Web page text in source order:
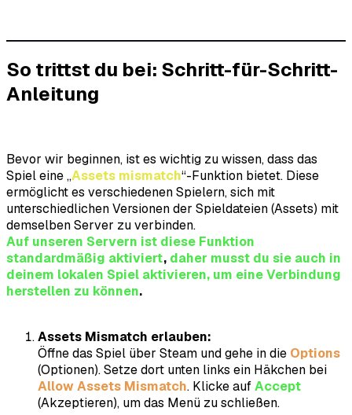
So trittst du bei: Schritt-für-Schritt-
Anleitung
Bevor wir beginnen, ist es wichtig zu wissen, dass das
Spiel eine „Assets mismatch“-Funktion bietet. Diese
ermöglicht es verschiedenen Spielern, sich mit
unterschiedlichen Versionen der Spieldateien (Assets) mit
demselben Server zu verbinden.
Auf unseren Servern ist diese Funktion
standardmäßig aktiviert, daher musst du sie auch in
deinem lokalen Spiel aktivieren, um eine Verbindung
herstellen zu können.
Assets Mismatch erlauben:
Öffne das Spiel über Steam und gehe in die Options
(Optionen). Setze dort unten links ein Häkchen bei
Allow Assets Mismatch. Klicke aufAccept
(Akzeptieren), um das Menü zu schließen.